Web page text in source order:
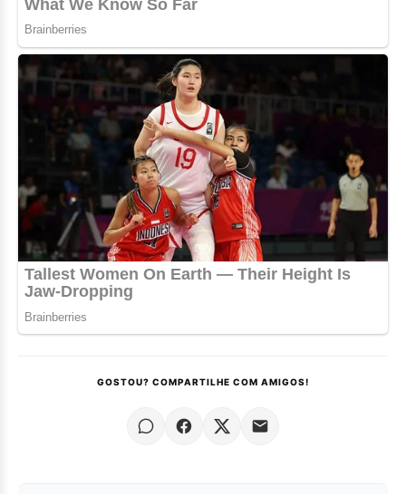
GOSTOU? COMPARTILHE COM AMIGOS!